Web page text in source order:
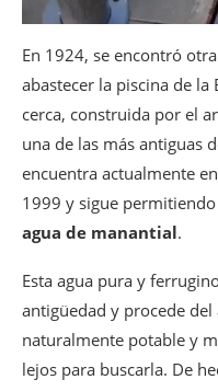
En 1924, se encontró
abastecer la piscina de
cerca, construida por el
una de las más antiguas
encuentra actualmente
1999 y sigue
agua de manantial.
Esta agua pura y
antigüedad y procede
naturalmente potable y
lejos para buscarla. De